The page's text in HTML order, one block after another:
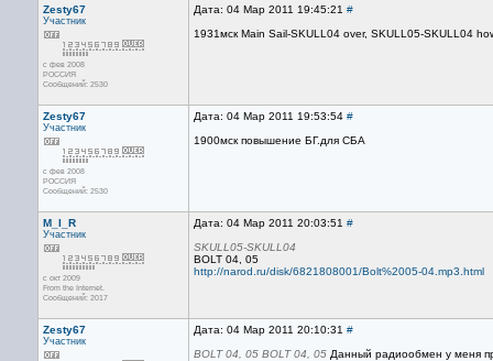
Zesty67
Участник
с фев 2008
РОССИЯ
Сообщений: 2530
Дата: 04 Мар 2011 19:45:21 #
1931мск Main Sail-SKULL04 over, SKULL05-SKULL04
Zesty67
Участник
с фев 2008
РОССИЯ
Сообщений: 2530
Дата: 04 Мар 2011 19:53:54 #
1900мск повышение БГ.для СБА
M_I_R
Участник
с окт 2009
From the Internet.
Сообщений: 2017
Дата: 04 Мар 2011 20:03:51 #
SKULL05-SKULL04
BOLT 04, 05
http://narod.ru/disk/6821808001/Bolt%2005-04.mp3.html
Zesty67
Участник
Дата: 04 Мар 2011 20:10:31 #
BOLT 04, 05 BOLT 04, 05 Данный радиообмен у меня